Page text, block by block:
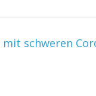
schweren